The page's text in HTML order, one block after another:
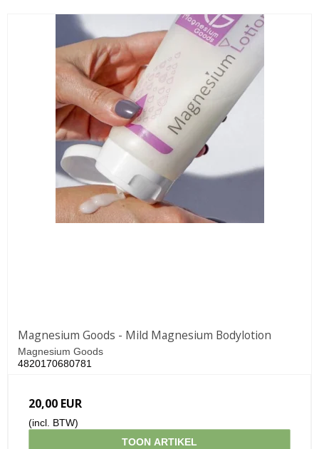
Magnesium Goods - Mild Magnesium Bodylotion
Magnesium Goods
4820170680781
20,00 EUR
(incl. BTW)
TOON ARTIKEL